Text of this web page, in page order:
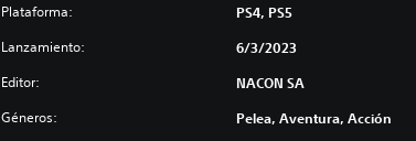
Plataforma: PS4, PS5
Lanzamiento: 6/3/2023
Editor: NACON SA
Géneros: Pelea, Aventura, Acción